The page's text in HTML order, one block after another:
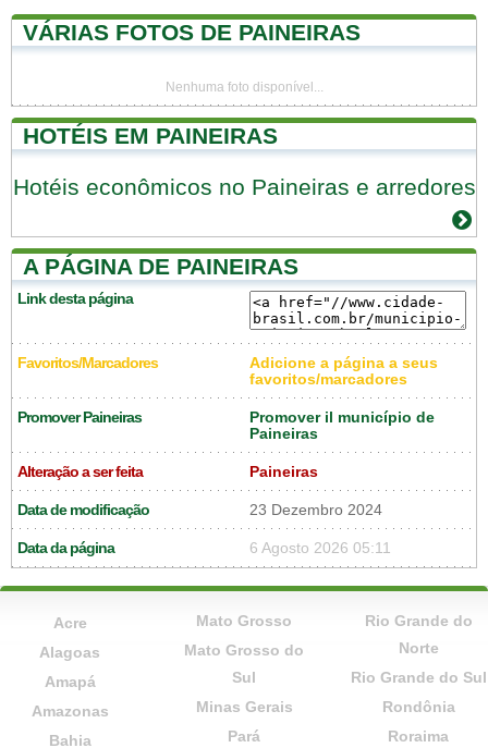
VÁRIAS FOTOS DE PAINEIRAS
Nenhuma foto disponível...
HOTÉIS EM PAINEIRAS
Hotéis econômicos no Paineiras e arredores
A PÁGINA DE PAINEIRAS
Link desta página
Favoritos/Marcadores
Adicione a página a seus
favoritos/marcadores
Promover Paineiras
Promover il município de
Paineiras
Alteração a ser feita Paineiras
Data de modificação 23 Dezembro 2024
Data da página 6 Agosto 2026 05:11
Acre
Alagoas
Amapá
Amazonas
Bahia
Mato Grosso
Mato Grosso do
Sul
Minas Gerais
Pará
Rio Grande do
Norte
Rio Grande do Sul
Rondônia
Roraima